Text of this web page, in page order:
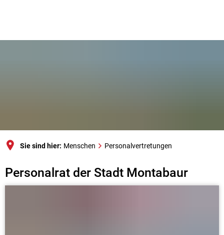
Sie sind hier: Menschen Personalvertretungen
Personalvertretungen
Personalrat der Stadt Montabaur